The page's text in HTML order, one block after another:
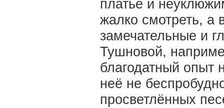
платье и
жалко смотреть, а
замечательные и
Тушновой,
благодатный опыт
неё не
просветлённых